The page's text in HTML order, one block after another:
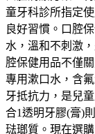
童牙科診所指定
良好習慣。口腔
水，溫和不刺激
腔保健用品不僅
專用漱口水，含
牙抵抗力，是兒
合1透明牙膠(膏)
琺瑯質。現在選